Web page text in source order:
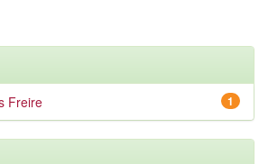
1
Freire